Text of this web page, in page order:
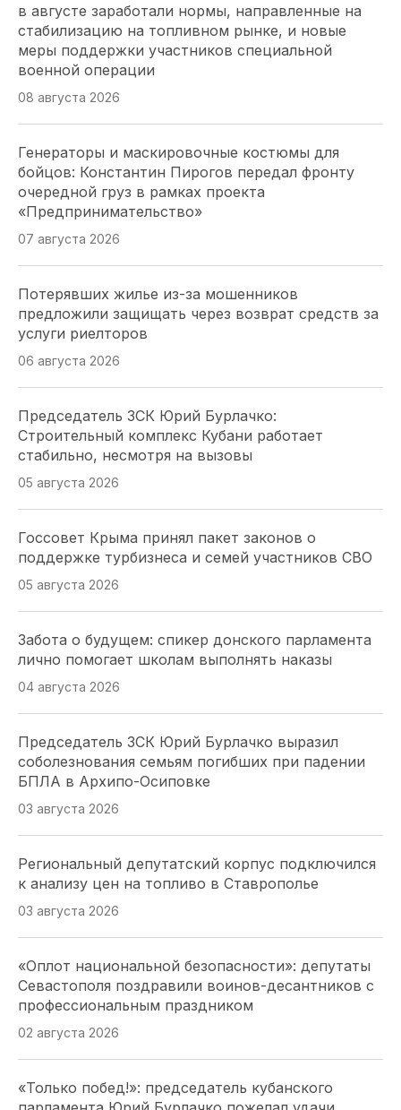
в августе заработали нормы, направленные на
стабилизацию на топливном рынке, и новые
меры поддержки участников специальной
военной операции
08 августа 2026
Генераторы и маскировочные костюмы для
бойцов: Константин Пирогов передал фронту
очередной груз в рамках проекта
«Предпринимательство»
07 августа 2026
Потерявших жилье из-за мошенников
предложили защищать через возврат средств за
услуги риелторов
06 августа 2026
Председатель ЗСК Юрий Бурлачко:
Строительный комплекс Кубани работает
стабильно, несмотря на вызовы
05 августа 2026
Госсовет Крыма принял пакет законов о
поддержке турбизнеса и семей участников СВО
05 августа 2026
Забота о будущем: спикер донского парламента
лично помогает школам выполнять наказы
04 августа 2026
Председатель ЗСК Юрий Бурлачко выразил
соболезнования семьям погибших при падении
БПЛА в Архипо-Осиповке
03 августа 2026
Региональный депутатский корпус подключился
к анализу цен на топливо в Ставрополье
03 августа 2026
«Оплот национальной безопасности»: депутаты
Севастополя поздравили воинов-десантников с
профессиональным праздником
02 августа 2026
«Только побед!»: председатель кубанского